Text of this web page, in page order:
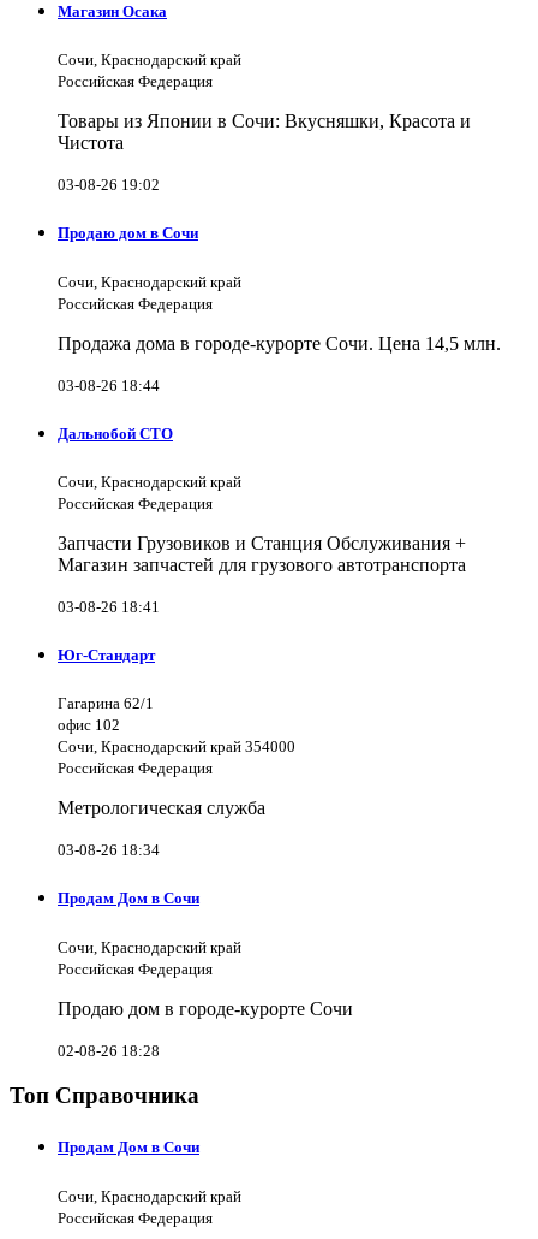
Магазин Осака
Сочи, Краснодарский край
Российская Федерация
Товары из Японии в Сочи: Вкусняшки, Красота и
Чистота
03-08-26 19:02
Продаю дом в Сочи
Сочи, Краснодарский край
Российская Федерация
Продажа дома в городе-курорте Сочи. Цена 14,5 млн.
03-08-26 18:44
Дальнобой СТО
Сочи, Краснодарский край
Российская Федерация
Запчасти Грузовиков и Станция Обслуживания +
Магазин запчастей для грузового автотранспорта
03-08-26 18:41
Юг-Стандарт
Гагарина 62/1
офис 102
Сочи, Краснодарский край 354000
Российская Федерация
Метрологическая служба
03-08-26 18:34
Продам Дом в Сочи
Сочи, Краснодарский край
Российская Федерация
Продаю дом в городе-курорте Сочи
02-08-26 18:28
Топ Справочника
Продам Дом в Сочи
Сочи, Краснодарский край
Российская Федерация